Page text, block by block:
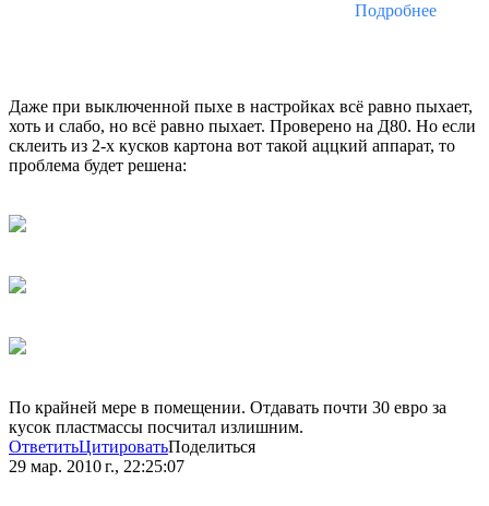
Подробнее
Даже при выключенной пыхе в настройках всё равно пыхает,
хоть и слабо, но всё равно пыхает. Проверено на Д80. Но если
склеить из 2-х кусков картона вот такой аццкий аппарат, то
проблема будет решена:
По крайней мере в помещении. Отдавать почти 30 евро за
кусок пластмассы посчитал излишним.
ОтветитьЦитироватьПоделиться
29 мар. 2010 г., 22:25:07